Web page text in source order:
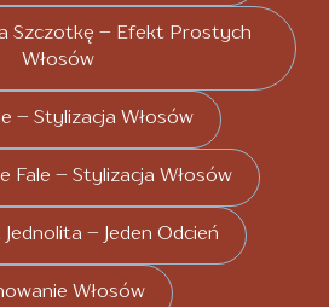
Szczotkę – Efekt Prostych
Włosów
– Stylizacja Włosów
Fale – Stylizacja Włosów
– Jeden Odcień
Włosów